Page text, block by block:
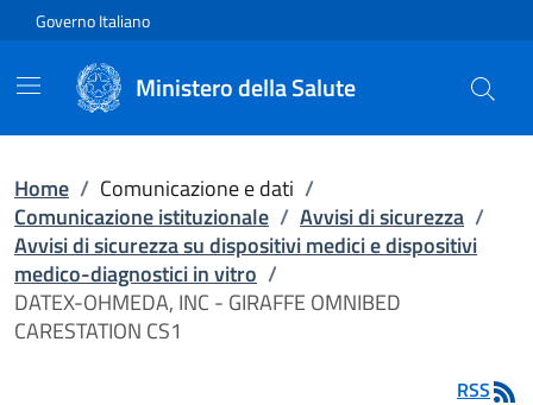
Vai direttamente al contenuto
Governo Italiano
Ministero della Salute
Home / Comunicazione e dati /
Comunicazione istituzionale / Avvisi di sicurezza /
Avvisi di sicurezza su dispositivi medici e dispositivi
medico-diagnostici in vitro /
DATEX-OHMEDA, INC - GIRAFFE OMNIBED
CARESTATION CS1
RSS